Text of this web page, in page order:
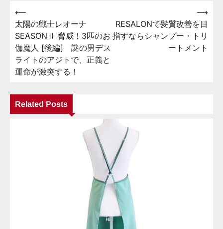
投
稿
ナ
ビ
ゲ
シ
⟵
太陽の戦士レオーナ
SEASONⅡ 脅威！3匹のお
伽魔人 [後編] 謎の男デス
ライトのアジトで、正義と
運命が激突する！
RESALONで髪質改善を目
指すならシャンプー・トリ
ートメント
⟶
Related Posts